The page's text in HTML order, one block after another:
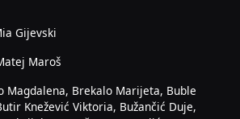
Gijevski
Maroš
Magdalena, Brekalo Marijeta, Buble
Knežević Viktoria, Bužančić Duje,